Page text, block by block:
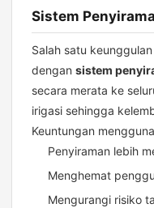
Sistem
Salah satu
dengan sistem
secara merata ke
irigasi sehingga
Keuntungan
Penyiraman lebih
Menghemat
Mengurangi risiko